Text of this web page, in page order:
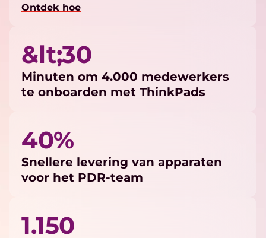
Ontdek hoe
&lt;30
Minuten om 4.000 medewerkers
te onboarden met ThinkPads
40%
Snellere levering van apparaten
voor het PDR-team
1.150